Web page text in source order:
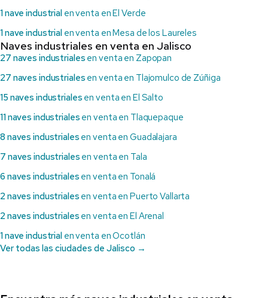
1 nave industrialen venta en El Verde
1 nave industrialen venta en Mesa de los Laureles
Naves industriales en venta en Jalisco
27 naves industriales en venta en Zapopan
27 naves industriales en venta en Tlajomulco de Zúñiga
15 naves industriales en venta en El Salto
11 naves industriales en venta en Tlaquepaque
8 naves industriales en venta en Guadalajara
7 naves industriales en venta en Tala
6 naves industriales en venta en Tonalá
2 naves industriales en venta en Puerto Vallarta
2 naves industriales en venta en El Arenal
1 nave industrialen venta en Ocotlán
Ver todas las ciudades de Jalisco →